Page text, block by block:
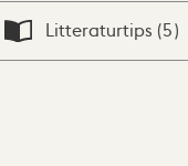
Litteraturtips (5)